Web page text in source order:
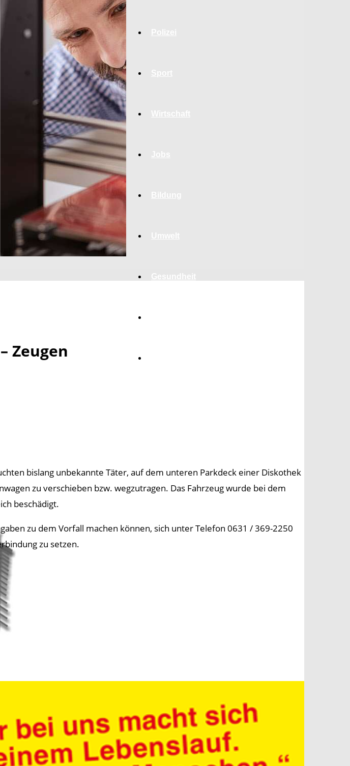
Gesundheit
Zeugen
bislang unbekannte Täter, auf dem unteren Parkdeck einer Diskothek
zu verschieben bzw. wegzutragen. Das Fahrzeug wurde bei dem
beschädigt.
zu dem Vorfall machen können, sich unter Telefon 0631 / 369-2250
zu setzen.